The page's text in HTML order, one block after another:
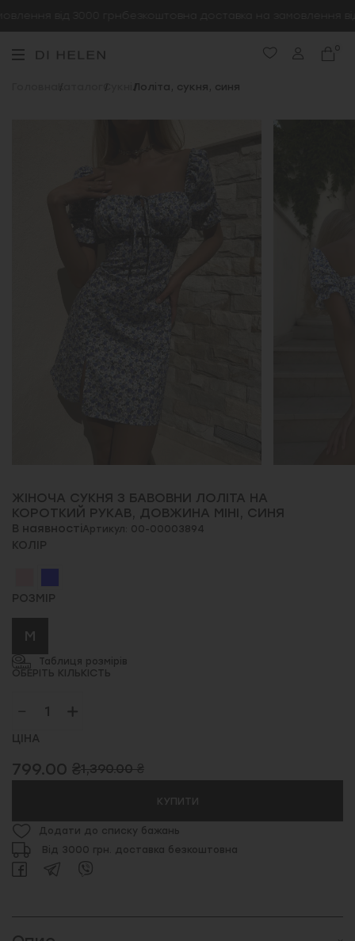
0
Каталог Сукні Лоліта, сукня, синя
ЖІНОЧА СУКНЯ З БАВОВНИ ЛОЛІТА НА
КОРОТКИЙ РУКАВ, ДОВЖИНА МІНІ, СИНЯ
В наявностіАртикул: 00-00003894
КОЛІР
РОЗМІР
M
Таблиця розмірів
ОБЕРІТЬ КІЛЬКІСТЬ
ЦІНА
799.00 ₴1,390.00 ₴
КУПИТИ
Додати до списку бажань
Від 3000 грн. доставка безкоштовна